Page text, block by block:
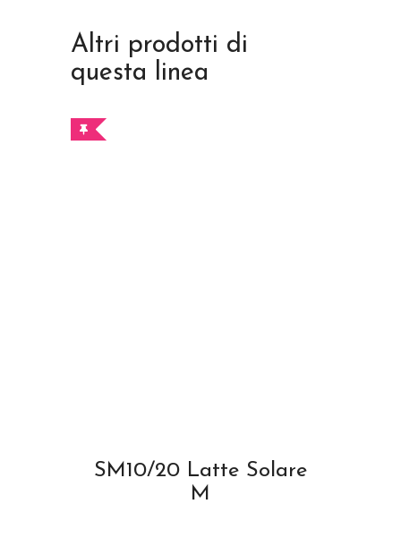
Altri prodotti di
questa linea
SM10/20 Latte Solare
M